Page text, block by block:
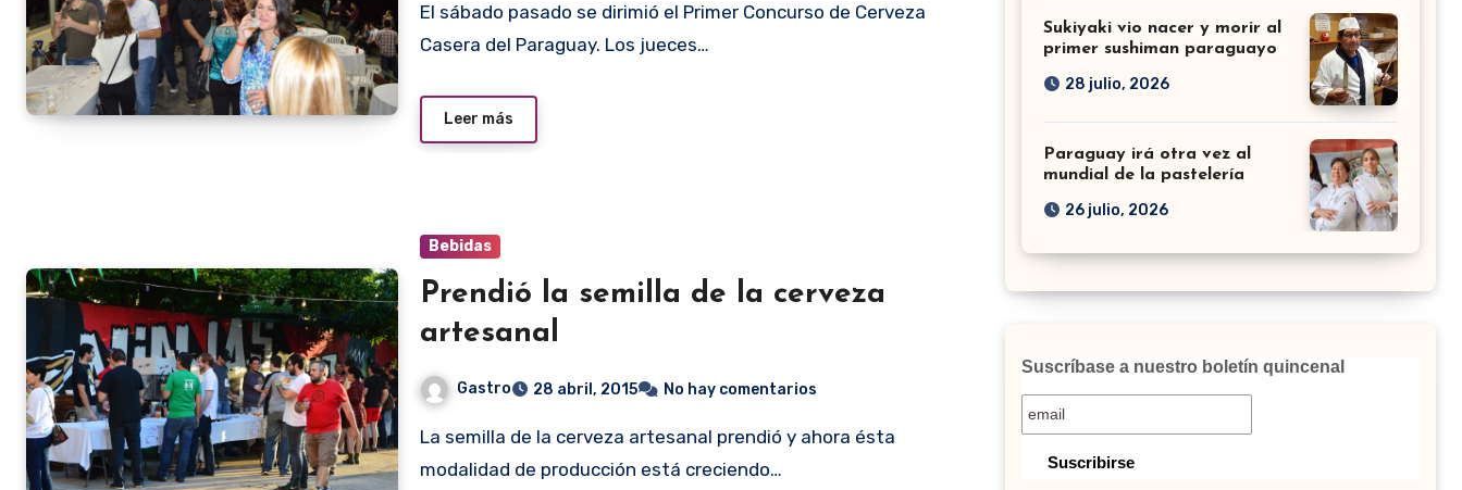
El sábado pasado se dirimió el Primer Concurso de Cerveza
Casera del Paraguay. Los jueces…
Leer más
Bebidas
Prendió la semilla de la cerveza
artesanal
Gastro 28 abril, 2015 No hay comentarios
La semilla de la cerveza artesanal prendió y ahora ésta
modalidad de producción está creciendo…
Sukiyaki vio nacer y morir al
primer sushiman paraguayo
28 julio, 2026
Paraguay irá otra vez al
mundial de la pastelería
26 julio, 2026
Suscríbase a nuestro boletín quincenal